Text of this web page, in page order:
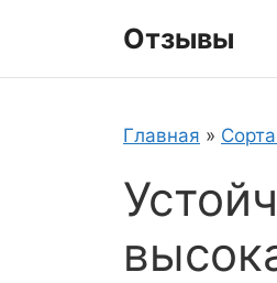
Отзывы
Главная »